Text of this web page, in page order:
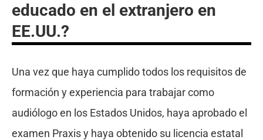
educado en el extranjero en
EE.UU.?
Una vez que haya cumplido todos los requisitos de
formación y experiencia para trabajar como
audiólogo en los Estados Unidos, haya aprobado el
examen Praxis y haya obtenido su licencia estatal